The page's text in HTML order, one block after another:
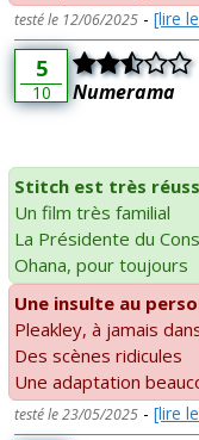
testé le 12/06/2025 - [lire
5
10 Numerama
Stitch est très
Un film très familial
La Présidente du
Ohana, pour toujours
Une insulte au
Pleakley, à jamais
Des scènes ridicules
Une adaptation
testé le 23/05/2025 - [lire